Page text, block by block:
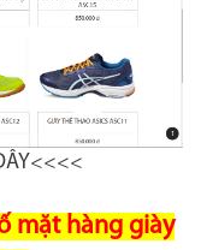
mặt hàng giày